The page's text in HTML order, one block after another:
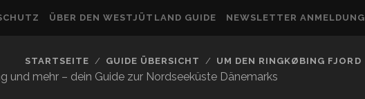
ÜBER DEN WESTJÜTLAND GUIDE NEWSLETTER ANMELDUNG
und mehr – dein Guide zur Nordseeküste Dänemarks
STARTSEITE GUIDE ÜBERSICHT UM DEN RINGKØBING FJORD